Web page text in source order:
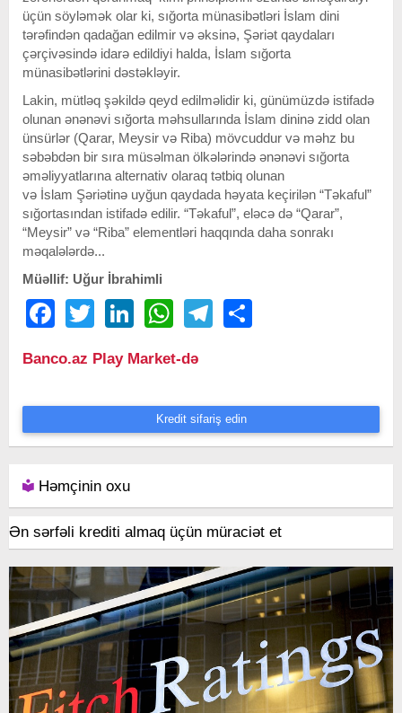
üçün söyləmək olar ki, sığorta münasibətləri İslam dini
tərəfindən qadağan edilmir və əksinə, Şəriət qaydaları
çərçivəsində idarə edildiyi halda, İslam sığorta
münasibətlərini dəstəkləyir.
Lakin, mütləq şəkildə qeyd edilməlidir ki, günümüzdə istifadə
olunan ənənəvi sığorta məhsullarında İslam dininə zidd olan
ünsürlər (Qarar, Meysir və Riba) mövcuddur və məhz bu
səbəbdən bir sıra müsəlman ölkələrində ənənəvi sığorta
əməliyyatlarına alternativ olaraq tətbiq olunan
və İslam Şəriətinə uyğun qaydada həyata keçirilən “Təkaful”
sığortasından istifadə edilir. “Təkaful”, eləcə də “Qarar”,
“Meysir” və “Riba” elementləri haqqında daha sonrakı
məqalələrdə...
Müəllif: Uğur İbrahimli
FacebookTwitter LinkedIn WhatsAppTelegram
Banco.az Play Market-də
Kredit sifariş edin
Həmçinin oxu
Ən sərfəli krediti almaq üçün müraciət et